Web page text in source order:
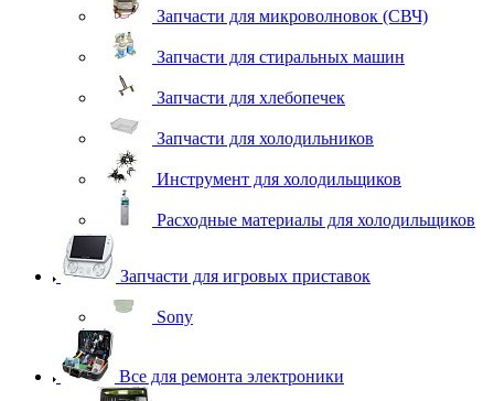
Запчасти для микроволновок (СВЧ)
Запчасти для стиральных машин
Запчасти для хлебопечек
Запчасти для холодильников
Инструмент для холодильщиков
Расходные материалы для холодильщиков
Запчасти для игровых приставок
Sony
Все для ремонта электроники